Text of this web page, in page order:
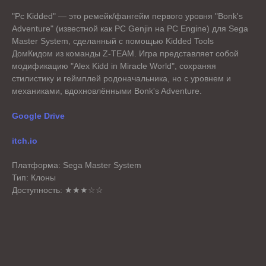
"Pc Kidded" — это ремейк/фангейм первого уровня "Bonk's
Adventure" (известной как PC Genjin на PC Engine) для Sega
Master System, сделанный с помощью Kidded Tools
ДомКидом из команды Z-TEAM. Игра представляет собой
модификацию "Alex Kidd in Miracle World", сохраняя
стилистику и геймплей родоначальника, но с уровнем и
механиками, вдохновлёнными Bonk's Adventure.
Google Drive
itch.io
Платформа: Sega Master System
Тип: Клоны
Доступность: ★★★☆☆